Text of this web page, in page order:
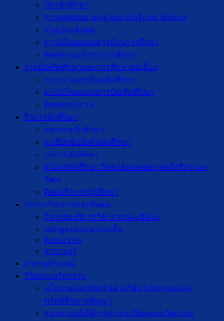
บัตรนักศึกษา
การทดสอบมาตรฐานความรู้ภาษาอังกฤษ
งานประเมินผล
ดาวน์โหลดเอกสารด้านการศึกษา
ติดต่องานบริการการศึกษา
งานบัณฑิตศึกษาเเละการศึกษาต่อเนื่อง
ระบบงานทะเบียนนักศึกษา
ดาวน์โหลดเอกสารบัณฑิตศึกษา
ติดต่อสอบถาม
กิจการนักศึกษา
กิจกรรมนักศึกษา
ระเบียบข้อบังคับนักศึกษา
บริการนักศึกษา
สโมสรนักศึกษา วิทยาลัยแพทยศาสตร์ศรีสวางค
วัฒน
ติดต่อกิจการนักศึกษา
บริการวิชาการและสังคม
กิจกรรมบริการวิชาการและสังคม
หลักสูตรอบรมระยะสั้น
Patient First
สาระน่ารู้
อาสาจุฬาภรณ์
วิจัยและนวัตกรรม
นโยบายและพันธกิจด้านวิจัย นวัตกรรมและ
ทรัพย์สินทางปัญญา
แนวทางปฏิบัติการทำงานวิจัยและนวัตกรรม